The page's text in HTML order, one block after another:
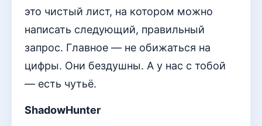
это чистый лист, на котором можно
написать следующий, правильный
запрос. Главное — не обижаться на
цифры. Они бездушны. А у нас с тобой
— есть чутьё.
ShadowHunter